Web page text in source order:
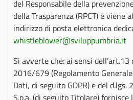
del Responsabile della
della Trasparenza (RPCT) e
indirizzo di posta elettronica
whistleblower@sviluppumbria.it
Si avverte che: ai sensi dell’art.13
2016/679 (Regolamento
Dati, di seguito GDPR) e del
S.p.a. (di seguito Titolare) fornisce